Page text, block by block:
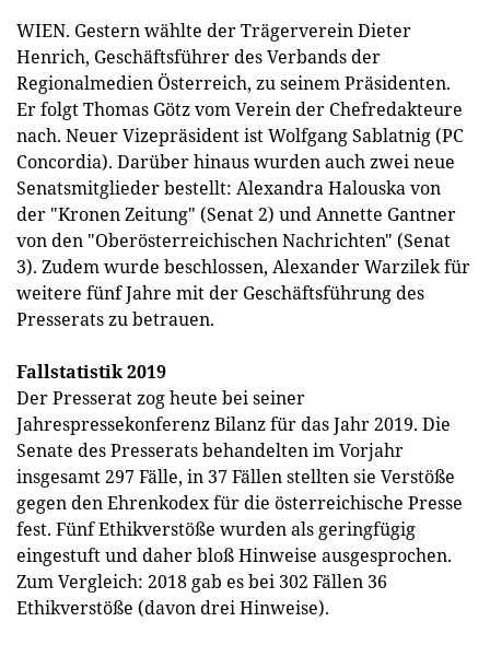
WIEN. Gestern wählte der Trägerverein Dieter
Henrich, Geschäftsführer des Verbands der
Regionalmedien Österreich, zu seinem Präsidenten.
Er folgt Thomas Götz vom Verein der Chefredakteure
nach. Neuer Vizepräsident ist Wolfgang Sablatnig (PC
Concordia). Darüber hinaus wurden auch zwei neue
Senatsmitglieder bestellt: Alexandra Halouska von
der "Kronen Zeitung" (Senat 2) und Annette Gantner
von den "Oberösterreichischen Nachrichten" (Senat
3). Zudem wurde beschlossen, Alexander Warzilek für
weitere fünf Jahre mit der Geschäftsführung des
Presserats zu betrauen.
Fallstatistik 2019
Der Presserat zog heute bei seiner
Jahrespressekonferenz Bilanz für das Jahr 2019. Die
Senate des Presserats behandelten im Vorjahr
insgesamt 297 Fälle, in 37 Fällen stellten sie Verstöße
gegen den Ehrenkodex für die österreichische Presse
fest. Fünf Ethikverstöße wurden als geringfügig
eingestuft und daher bloß Hinweise ausgesprochen.
Zum Vergleich: 2018 gab es bei 302 Fällen 36
Ethikverstöße (davon drei Hinweise).